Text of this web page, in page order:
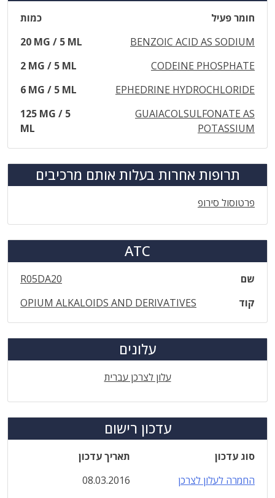
חומר פעיל
כמות
BENZOIC ACID AS SODIUM
20 MG / 5 ML
CODEINE PHOSPHATE
2 MG / 5 ML
EPHEDRINE HYDROCHLORIDE
6 MG / 5 ML
GUAIACOLSULFONATE AS
POTASSIUM
125 MG / 5
ML
תרופות אחרות בעלות אותם מרכיבים
פרטוסול סירופ
ATC
שם
R05DA20
קוד
OPIUM ALKALOIDS AND DERIVATIVES
עלונים
עלון לצרכן עברית
עדכון רישום
סוג עדכון
תאריך עדכון
החמרה לעלון לצרכן
08.03.2016